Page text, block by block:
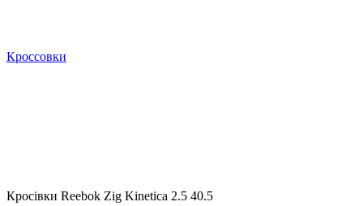
Кроссовки
Кросівки Reebok Zig Kinetica 2.5 40.5